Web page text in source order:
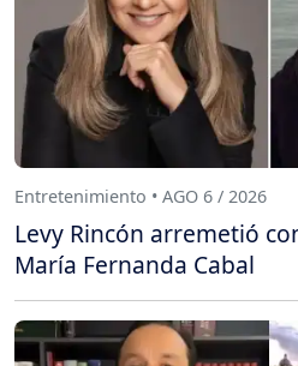
Entretenimiento • AGO 6 / 2026
Levy Rincón arremetió
María Fernanda Cabal